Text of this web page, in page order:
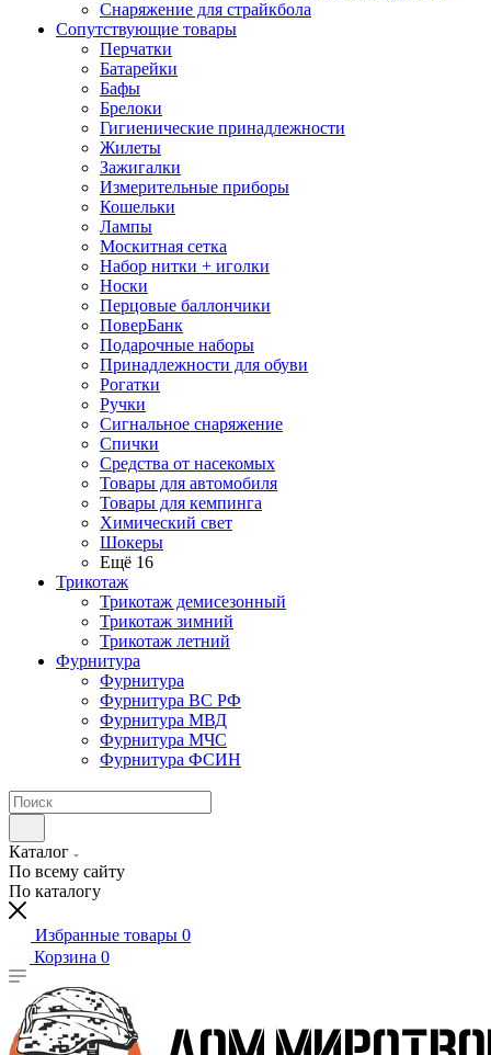
Снаряжение для страйкбола
Сопутствующие товары
Перчатки
Батарейки
Бафы
Брелоки
Гигиенические принадлежности
Жилеты
Зажигалки
Измерительные приборы
Кошельки
Лампы
Москитная сетка
Набор нитки + иголки
Носки
Перцовые баллончики
ПоверБанк
Подарочные наборы
Принадлежности для обуви
Рогатки
Ручки
Сигнальное снаряжение
Спички
Средства от насекомых
Товары для автомобиля
Товары для кемпинга
Химический свет
Шокеры
Ещё 16
Трикотаж
Трикотаж демисезонный
Трикотаж зимний
Трикотаж летний
Фурнитура
Фурнитура
Фурнитура ВС РФ
Фурнитура МВД
Фурнитура МЧС
Фурнитура ФСИН
Каталог
По всему сайту
По каталогу
Избранные товары 0
Корзина 0